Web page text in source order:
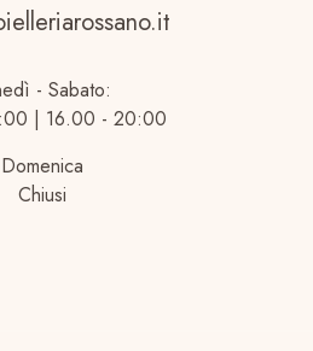
- Sabato:
| 16.00 - 20:00
Domenica
Chiusi